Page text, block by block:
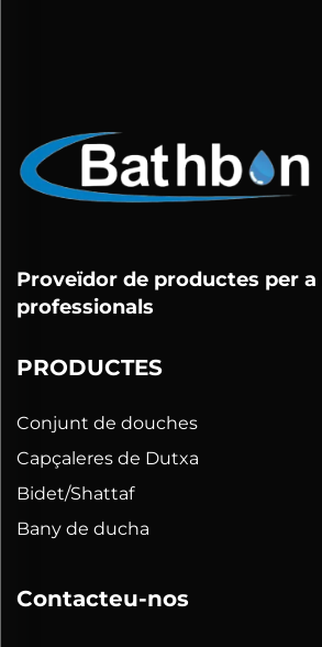
Proveïdor de productes per a
professionals
PRODUCTES
Conjunt de douches
Capçaleres de Dutxa
Bidet/Shattaf
Bany de ducha
Contacteu-nos